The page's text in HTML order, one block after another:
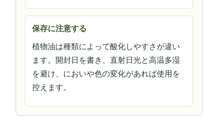
保存に注意する
植物油は種類によって酸化しやすさが違い
ます。開封日を書き、直射日光と高温多湿
を避け、においや色の変化があれば使用を
控えます。